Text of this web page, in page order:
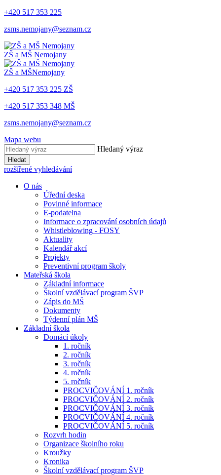
+420 517 353 225
zsms.nemojany@seznam.cz
ZŠ a MŠ Nemojany
ZŠ a MŠNemojany
+420 517 353 225 ZŠ
+420 517 353 348 MŠ
zsms.nemojany@seznam.cz
Mapa webu
Hledaný výraz
Hledat
rozšířené vyhledávání
O nás
Úřední deska
Povinné informace
E-podatelna
Informace o zpracování osobních údajů
Whistleblowing - FOSY
Aktuality
Kalendář akcí
Projekty
Preventivní program školy
Mateřská škola
Základní informace
Školní vzdělávací program ŠVP
Zápis do MŠ
Dokumenty
Týdenní plán MŠ
Základní škola
Domácí úkoly
1. ročník
2. ročník
3. ročník
4. ročník
5. ročník
PROCVIČOVÁNÍ 1. ročník
PROCVIČOVÁNÍ 2. ročník
PROCVIČOVÁNÍ 3. ročník
PROCVIČOVÁNÍ 4. ročník
PROCVIČOVÁNÍ 5. ročník
Rozvrh hodin
Organizace školního roku
Kroužky
Kronika
Školní vzdělávací program ŠVP